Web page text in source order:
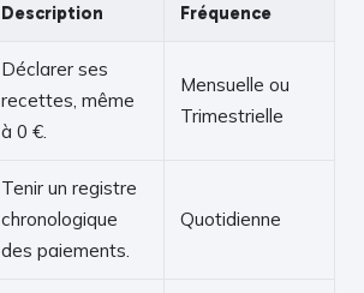
Description Fréquence
Déclarer ses
recettes, même
à 0 €.
Mensuelle ou
Trimestrielle
Tenir un registre
chronologique
des paiements.
Quotidienne